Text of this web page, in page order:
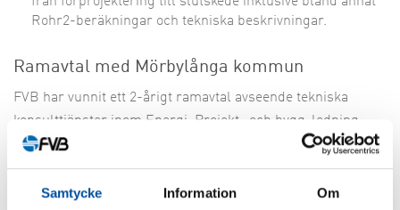
Samtycke Information Om
Rohr2-beräkningar och tekniska beskrivningar.
Ramavtal med Mörbylånga kommun
FVB har vunnit ett 2-årigt ramavtal avseende tekniska
konsulttjänster inom Energi, Projekt- och bygg-ledning
samt VVS-teknik.
DELA